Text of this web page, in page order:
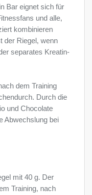
Bar eignet sich für
und alle,
kombinieren
der Riegel, wenn
separates Kreatin-
dem Training
Durch die
und Chocolate
Abwechslung bei
mit 40 g. Der
Training, nach